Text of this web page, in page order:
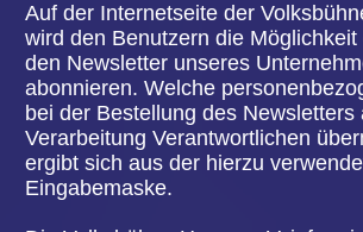
Europäischen Richtlinien- und Verordnungsgeber
gewährte Recht, jederzeit von dem für die
Verarbeitung Verantwortlichen unentgeltliche
Auskunft über die zu seiner Person gespeicherten
personenbezogenen Daten und eine Kopie dieser
Auskunft zu erhalten. Ferner hat der Europäische
Richtlinien- und Verordnungsgeber der betroffenen
Person Auskunft über folgende Informationen
zugestanden:
die Verarbeitungszwecke